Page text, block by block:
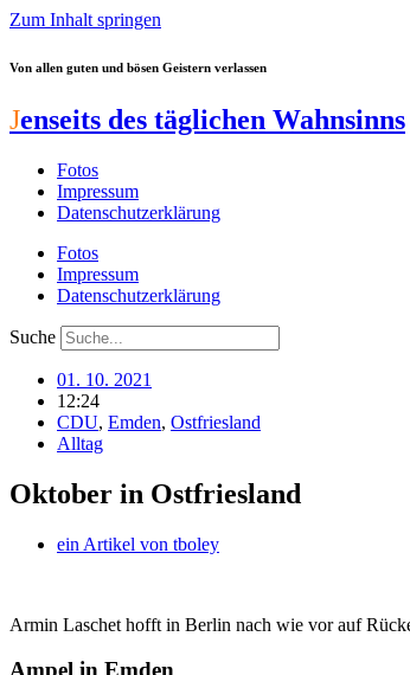
Zum Inhalt springen
Von allen guten und bösen Geistern verlassen
Jenseits des täglichen Wahnsinns
Fotos
Impressum
Datenschutzerklärung
Fotos
Impressum
Datenschutzerklärung
Suche
01. 10. 2021
12:24
CDU, Emden, Ostfriesland
Alltag
Oktober in Ostfriesland
ein Artikel von tboley
Armin Laschet hofft in Berlin nach wie vor auf